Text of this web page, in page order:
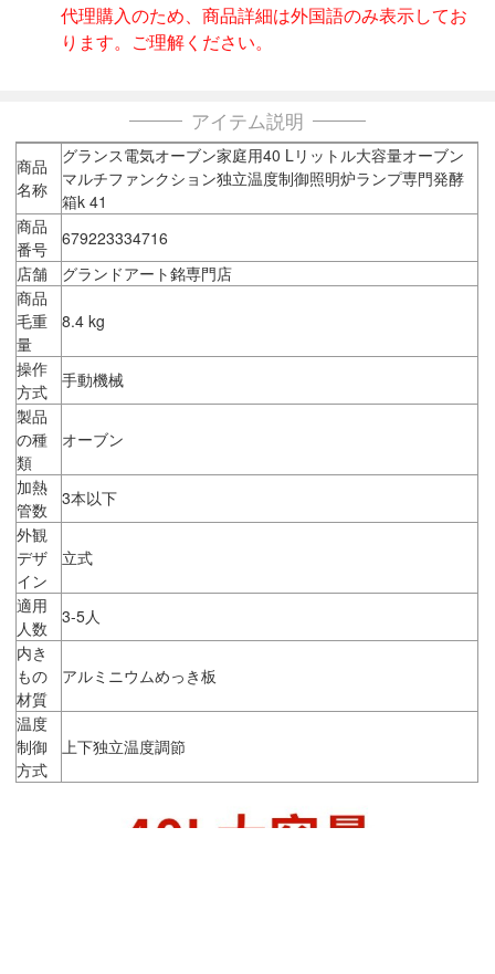
代理購入のため、商品詳細は外国語のみ表示してお
ります。ご理解ください。
アイテム説明
商品
名称
グランス電気オーブン家庭用40 Lリットル大容量オーブン
マルチファンクション独立温度制御照明炉ランプ専門発酵
箱k 41
商品
番号
679223334716
店舗
グランドアート銘専門店
商品
毛重
量
8.4 kg
操作
方式
手動機械
製品
の種
類
オーブン
加熱
管数
3本以下
外観
デザ
イン
立式
適用
人数
3-5人
内き
もの
材質
アルミニウムめっき板
温度
制御
方式
上下独立温度調節